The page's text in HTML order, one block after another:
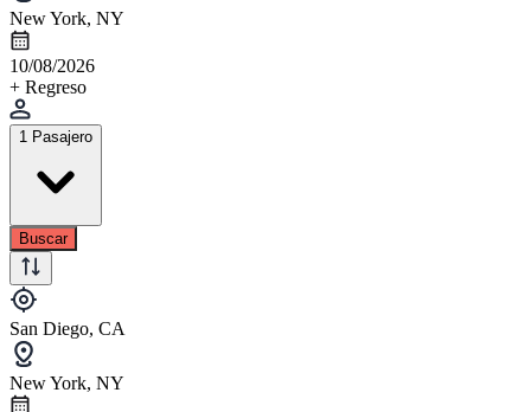
New York, NY
10/08/2026
+ Regreso
1 Pasajero
Buscar
San Diego, CA
New York, NY